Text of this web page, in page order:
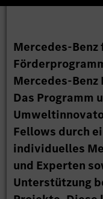
Das Programm
Fellows durch
individuelles
und Experten
Unterstützung